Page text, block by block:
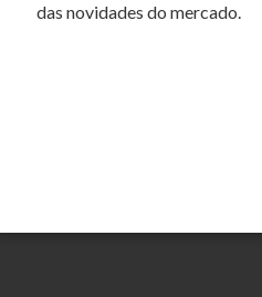
das novidades do mercado.